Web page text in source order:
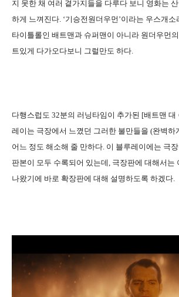
지 못한 채 여러 곁가지들을 다루다 보니 영화는
하게 느껴진다. ‘기승전원더우먼’이라는 우스개
타이틀롤인 배트맨과 슈퍼맨이 아니라 원더우먼
트있게 다가오다보니 그럴만도 하다.
다행스럽도 32분의 러닝타임이 추가된 [배트맨 대
레이는 극장에서 느꼈던 그러한 불만들을 (완벽
어느 정도 해소해 줄 만하다. 이 블루레이에는 극
판본이 모두 수록되어 있는데, 극장판에 대해서는
나왔기에 바로 확장판에 대해 설명하도록 하겠다.